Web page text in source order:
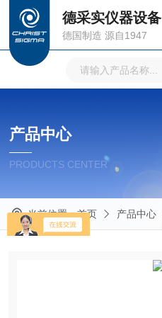
德采实仪器设备
德国制造 源自1947
产品中心
PRODUCTS CENTER
当前位置：首页 产品中心